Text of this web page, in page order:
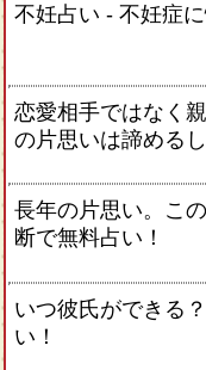
不妊占い - 不妊症
恋愛相手ではなく
の片思いは諦める
長年の片思い。こ
断で無料占い！
いつ彼氏ができる
い！